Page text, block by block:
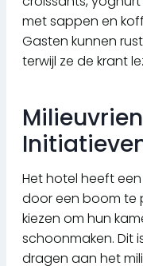
met sappen en
Gasten kunnen
terwijl ze de krant
Het hotel heeft
door een boom te
kiezen om hun
schoonmaken. Dit
dragen aan het